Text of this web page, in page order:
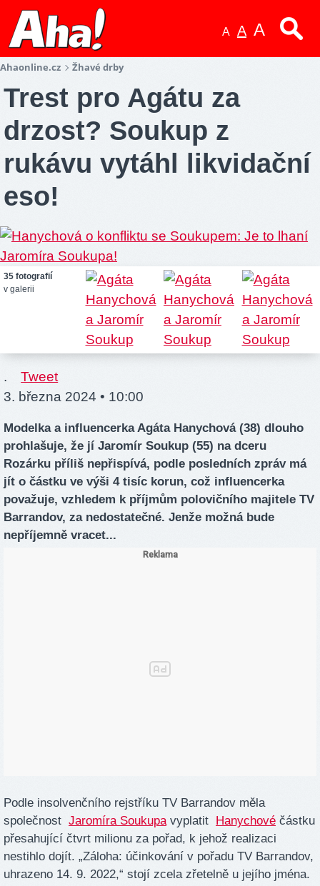
A A A
Ahaonline.cz Žhavé drby
Trest pro Agátu za
drzost? Soukup z
rukávu vytáhl likvidační
eso!
35 fotografií
v galerii
.
Tweet
3. března 2024 • 10:00
Modelka a influencerka Agáta Hanychová (38) dlouho
prohlašuje, že jí Jaromír Soukup (55) na dceru
Rozárku příliš nepřispívá, podle posledních zpráv má
jít o částku ve výši 4 tisíc korun, což influencerka
považuje, vzhledem k příjmům polovičního majitele TV
Barrandov, za nedostatečné. Jenže možná bude
nepříjemně vracet...
Podle insolvenčního rejstříku TV Barrandov měla
společnost Jaromíra Soukupavyplatit Hanychové částku
přesahující čtvrt milionu za pořad, k jehož realizaci
nestihlo dojít. „Záloha: účinkování v pořadu TV Barrandov,
uhrazeno 14. 9. 2022,“ stojí zcela zřetelně u jejího jména.